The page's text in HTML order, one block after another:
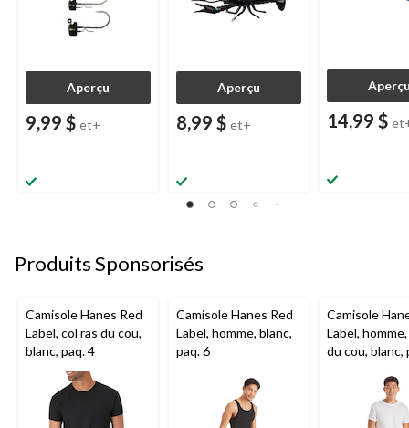
Aperçu
9,99 $ et+
Aperçu
8,99 $ et+ 14,99 $
Produits Sponsorisés
Camisole Hanes Red
Label, col ras du cou,
blanc, paq. 4
Camisole Hanes Red
Label, homme, blanc,
paq. 6
Camisole
Label,
du cou, blanc,